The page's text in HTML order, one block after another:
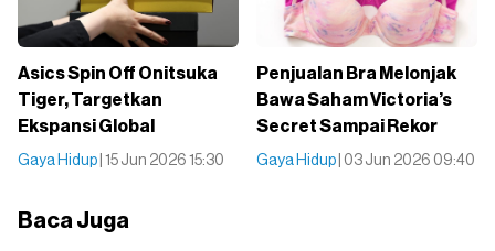
Asics Spin Off Onitsuka
Tiger, Targetkan
Ekspansi Global
Gaya Hidup | 15 Jun 2026 15:30
Penjualan Bra Melonjak
Bawa Saham Victoria’s
Secret Sampai Rekor
Gaya Hidup | 03 Jun 2026 09:40
Baca Juga